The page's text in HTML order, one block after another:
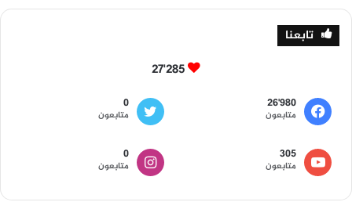
تابعنا
27٬285
26٬980
متابعون
0
متابعون
305
متابعون
0
متابعون